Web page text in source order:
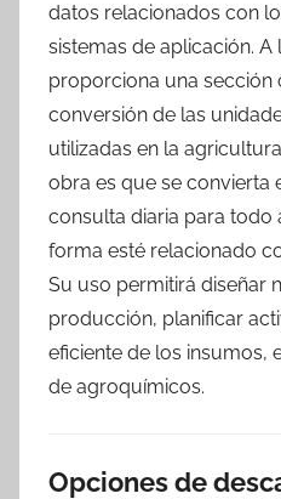
datos relacionados con
sistemas de aplicación. A
proporciona una sección
conversión de las
utilizadas en la
obra es que se convierta
consulta diaria para todo
forma esté relacionado
Su uso permitirá diseñar
producción, planificar
eficiente de los insumos,
de agroquímicos.
Opciones de